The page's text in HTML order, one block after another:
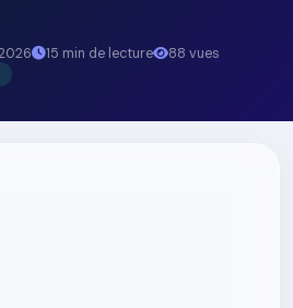
15 min de lecture
88 vues